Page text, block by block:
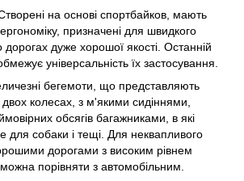
на основі спортбайков, мають
призначені для швидкого
дуже хорошої якості. Останній
універсальність їх застосування.
бегемоти, що представляють
колесах, з м'якими сидіннями,
обсягів багажниками, в які
для собаки і тещі. Для неквапливого
дорогами з високим рівнем
порівняти з автомобільним.